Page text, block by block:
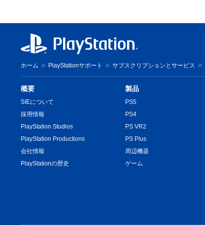
ホーム PlayStationサポート サブスクリプションとサービス
概要
SIEについて
採用情報
PlayStation Studios
PlayStation Productions
会社情報
PlayStationの歴史
製品
PS5
PS4
PS VR2
PS Plus
周辺機器
ゲーム